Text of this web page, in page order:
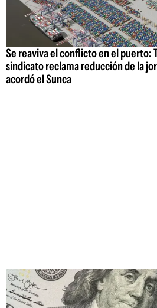
Se reaviva el conflicto en el puerto:
sindicato reclama reducción de la
acordó el Sunca